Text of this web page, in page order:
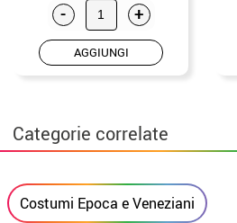
- +
AGGIUNGI
Categorie correlate
Costumi Epoca e Veneziani